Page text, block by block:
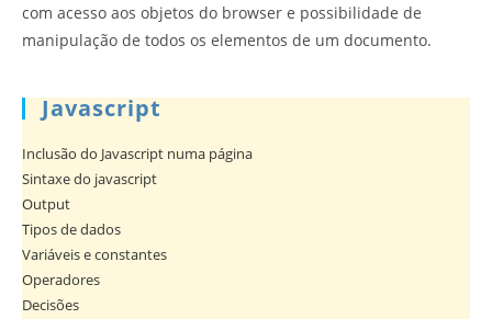
com acesso aos objetos do browser e possibilidade de
manipulação de todos os elementos de um documento.
Javascript
Inclusão do Javascript numa página
Sintaxe do javascript
Output
Tipos de dados
Variáveis e constantes
Operadores
Decisões